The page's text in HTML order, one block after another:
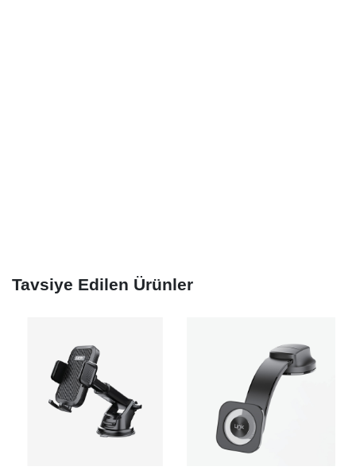
Tavsiye Edilen Ürünler